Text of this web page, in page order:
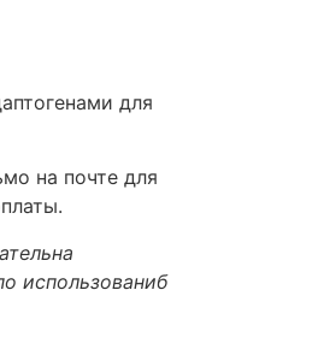
для
на почте для
использованиб